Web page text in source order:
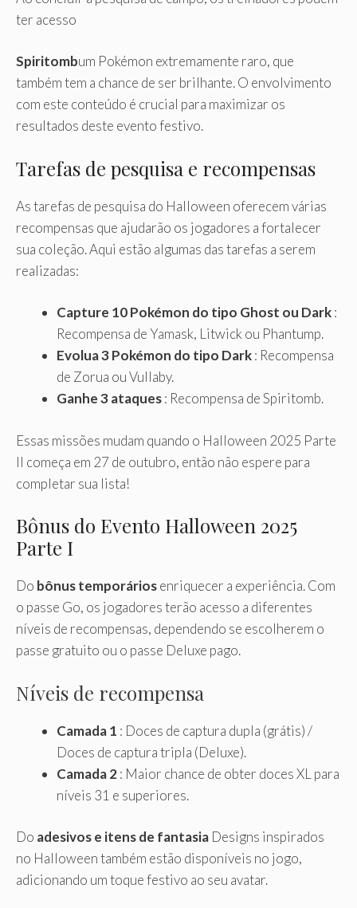
ter acesso
Spiritombum Pokémon extremamente raro, que
também tem a chance de ser brilhante. O envolvimento
com este conteúdo é crucial para maximizar os
resultados deste evento festivo.
Tarefas de pesquisa e recompensas
As tarefas de pesquisa do Halloween oferecem várias
recompensas que ajudarão os jogadores a fortalecer
sua coleção. Aqui estão algumas das tarefas a serem
realizadas:
Capture 10 Pokémon do tipo Ghost ou Dark:
Recompensa de Yamask, Litwick ou Phantump.
Evolua 3 Pokémon do tipo Dark: Recompensa
de Zorua ou Vullaby.
Ganhe 3 ataques: Recompensa de Spiritomb.
Essas missões mudam quando o Halloween 2025 Parte
II começa em 27 de outubro, então não espere para
completar sua lista!
Bônus do Evento Halloween 2025
Parte I
Do bônus temporáriosenriquecer a experiência. Com
o passe Go, os jogadores terão acesso a diferentes
níveis de recompensas, dependendo se escolherem o
passe gratuito ou o passe Deluxe pago.
Níveis de recompensa
Camada 1 : Doces de captura dupla (grátis) /
Doces de captura tripla (Deluxe).
Camada 2: Maior chance de obter doces XL para
níveis 31 e superiores.
Do adesivos e itens de fantasia Designs inspirados
no Halloween também estão disponíveis no jogo,
adicionando um toque festivo ao seu avatar.